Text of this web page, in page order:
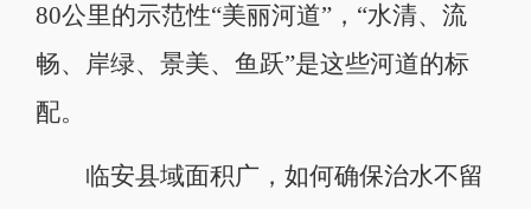
80公里的示范性“美丽河道”，“水清、流
畅、岸绿、景美、鱼跃”是这些河道的标
配。
临安县域面积广，如何确保治水不留